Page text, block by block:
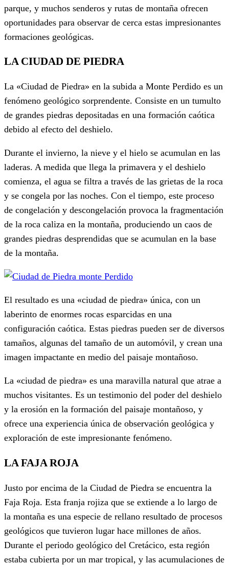
parque, y muchos senderos y rutas de montaña ofrecen
oportunidades para observar de cerca estas impresionantes
formaciones geológicas.
LA CIUDAD DE PIEDRA
La «Ciudad de Piedra» en la subida a Monte Perdido es un
fenómeno geológico sorprendente. Consiste en un tumulto
de grandes piedras depositadas en una formación caótica
debido al efecto del deshielo.
Durante el invierno, la nieve y el hielo se acumulan en las
laderas. A medida que llega la primavera y el deshielo
comienza, el agua se filtra a través de las grietas de la roca
y se congela por las noches. Con el tiempo, este proceso
de congelación y descongelación provoca la fragmentación
de la roca caliza en la montaña, produciendo un caos de
grandes piedras desprendidas que se acumulan en la base
de la montaña.
El resultado es una «ciudad de piedra» única, con un
laberinto de enormes rocas esparcidas en una
configuración caótica. Estas piedras pueden ser de diversos
tamaños, algunas del tamaño de un automóvil, y crean una
imagen impactante en medio del paisaje montañoso.
La «ciudad de piedra» es una maravilla natural que atrae a
muchos visitantes. Es un testimonio del poder del deshielo
y la erosión en la formación del paisaje montañoso, y
ofrece una experiencia única de observación geológica y
exploración de este impresionante fenómeno.
LA FAJA ROJA
Justo por encima de la Ciudad de Piedra se encuentra la
Faja Roja. Esta franja rojiza que se extiende a lo largo de
la montaña es una especie de rellano resultado de procesos
geológicos que tuvieron lugar hace millones de años.
Durante el periodo geológico del Cretácico, esta región
estaba cubierta por un mar tropical, y las acumulaciones de